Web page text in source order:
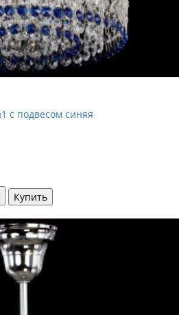
с подвесом синяя
Купить